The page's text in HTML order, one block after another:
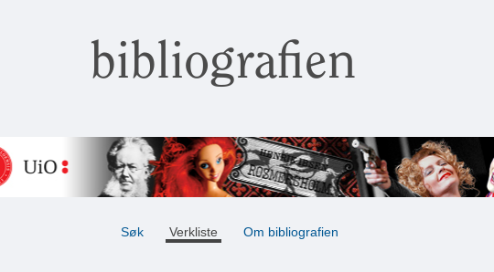
bibliografien
Søk Verkliste Om bibliografien